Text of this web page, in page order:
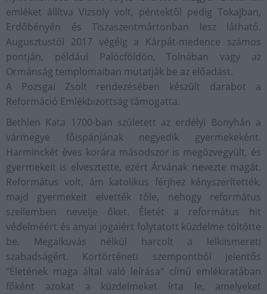
emléket állítva Vizsoly volt, péntektől pedig Tokajban,
Erdőbényén és Tiszaszentmártonban lesz látható.
Augusztustól 2017 végéig a Kárpát-medence számos
pontján, például Palócföldön, Tolnában vagy az
Ormánság templomaiban mutatják be az előadást.
A Pozsgai Zsolt rendezésében készült darabot a
Reformáció Emlékbizottság támogatta.
Bethlen Kata 1700-ban született az erdélyi Bonyhán a
vármegye főispánjának negyedik gyermekeként.
Harminckét éves korára másodszor is megözvegyült, és
gyermekeit is elvesztette, ezért Árvának nevezte magát.
Református volt, ám katolikus férjhez kényszerítették,
majd gyermekeit elvették tőle, nehogy református
szellemben nevelje őket. Életét a református hit
védelméért és anyai jogaiért folytatott küzdelme töltötte
be. Megalkuvás nélkül harcolt a lelkiismereti
szabadságért. Kortörténeti szempontból jelentős
"Életének maga által való leírása" című emlékiratában
főként azokat a küzdelmeket írta le, amelyeket